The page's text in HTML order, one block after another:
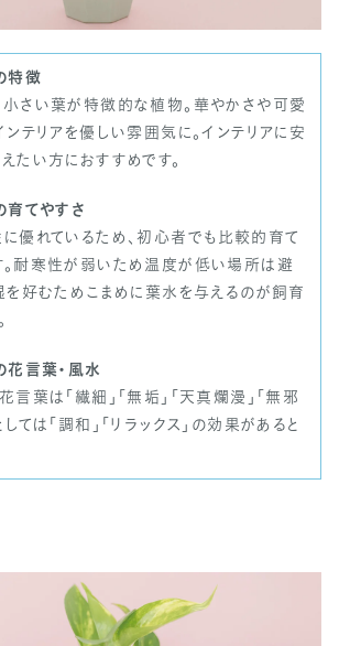
特徴
さい葉が特徴的な植物。華やかさや可愛
ンテリアを優しい雰囲気に。インテリアに安
たい方におすすめです。
育てやすさ
優れているため、初心者でも比較的育て
。耐寒性が弱いため温度が低い場所は避
を好むためこまめに葉水を与えるのが飼育
花言葉・風水
言葉は「繊細」「無垢」「天真爛漫」「無邪
しては「調和」「リラックス」の効果があると